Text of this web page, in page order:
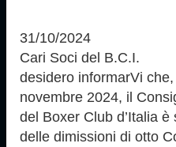
31/10/2024
Cari Soci del B.C.I.
desidero informarVi
novembre 2024, il
del Boxer Club d’Italia
delle dimissioni di otto